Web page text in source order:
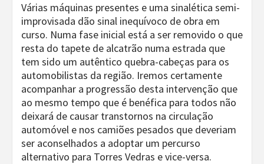
Várias máquinas presentes e uma sinalética semi-
improvisada dão sinal inequívoco de obra em
curso. Numa fase inicial está a ser removido o que
resta do tapete de alcatrão numa estrada que
tem sido um autêntico quebra-cabeças para os
automobilistas da região. Iremos certamente
acompanhar a progressão desta intervenção que
ao mesmo tempo que é benéfica para todos não
deixará de causar transtornos na circulação
automóvel e nos camiões pesados que deveriam
ser aconselhados a adoptar um percurso
alternativo para Torres Vedras e vice-versa.